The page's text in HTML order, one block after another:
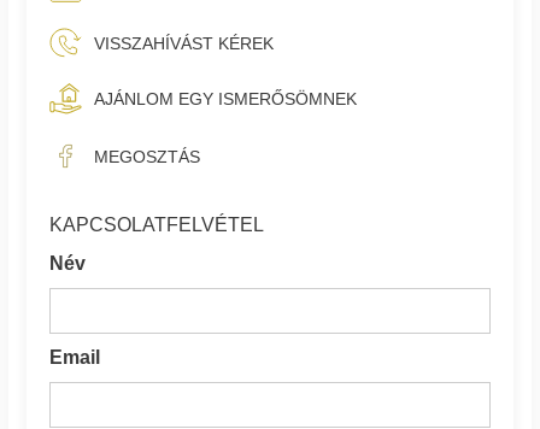
VISSZAHÍVÁST KÉREK
AJÁNLOM EGY ISMERŐSÖMNEK
MEGOSZTÁS
KAPCSOLATFELVÉTEL
Név
Email